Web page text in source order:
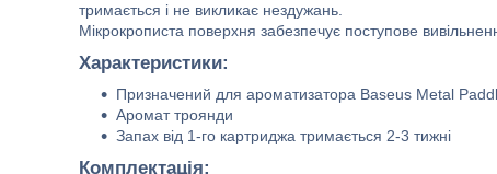
тримається і не викликає нездужань.
Мікрокрописта поверхня забезпечує поступове
Характеристики:
Призначений для ароматизатора Baseus Metal
Аромат троянди
Запах від 1-го картриджа тримається 2-3 тижні
Комплектація: